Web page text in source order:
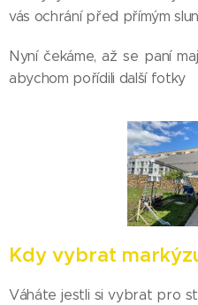
vás ochrání před přímým
Nyní čekáme, až se paní
abychom pořídili další fotky📸
Kdy vybrat
Váháte jestli si vybrat pro